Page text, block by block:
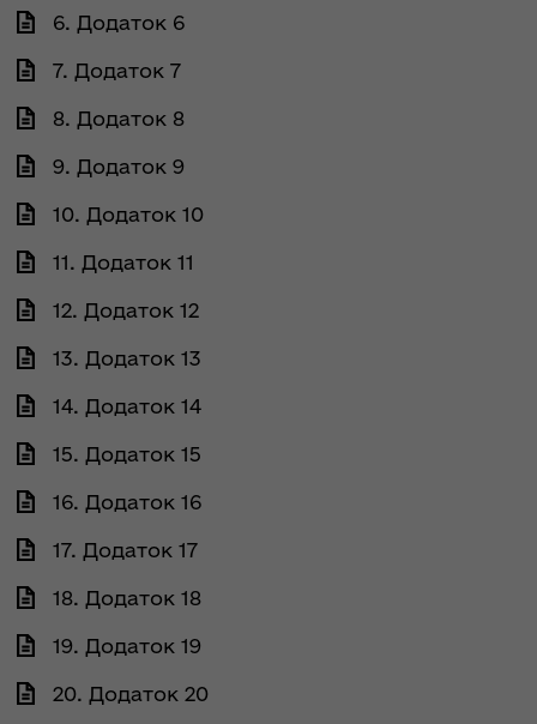
6. Додаток 6
7. Додаток 7
8. Додаток 8
9. Додаток 9
10. Додаток 10
11. Додаток 11
12. Додаток 12
13. Додаток 13
14. Додаток 14
15. Додаток 15
16. Додаток 16
17. Додаток 17
18. Додаток 18
19. Додаток 19
20. Додаток 20